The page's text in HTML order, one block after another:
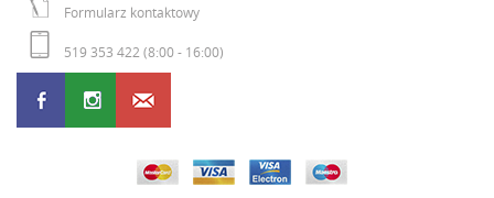
Formularz kontaktowy
519 353 422 (8:00 - 16:00)